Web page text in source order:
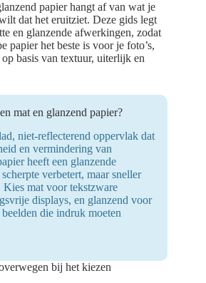
papier hangt af van wat je
dat het eruitziet. Deze gids legt
en glanzende afwerkingen, zodat
papier het beste is voor je foto’s,
basis van textuur, uiterlijk en
mat en glanzend papier?
niet-reflecterend oppervlak dat
en vermindering van
heeft een glanzende
verbetert, maar sneller
mat voor tekstzware
displays, en glanzend voor
die indruk moeten
bij het kiezen